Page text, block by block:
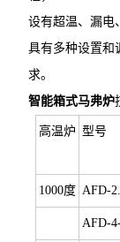
设有超温、漏电
具有多种设置和
求。
智能箱式马弗炉
高温炉 型号
1000度 AFD-
AFD-